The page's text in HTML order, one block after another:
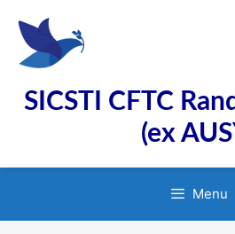
contenu
SICSTI CFTC
(ex
Menu